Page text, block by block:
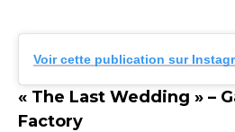
Voir cette publication sur
« The Last Wedding » –
Factory